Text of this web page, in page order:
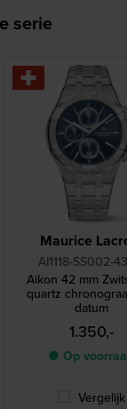
serie
Maurice
AI1118-SS002-
Aikon 42 mm
quartz
datum
1.350,-
● Op
Vergelijk